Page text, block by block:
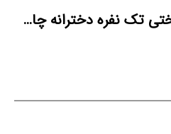
سفارش روتختی تک نفره دخترانه چاپ دیجیتال